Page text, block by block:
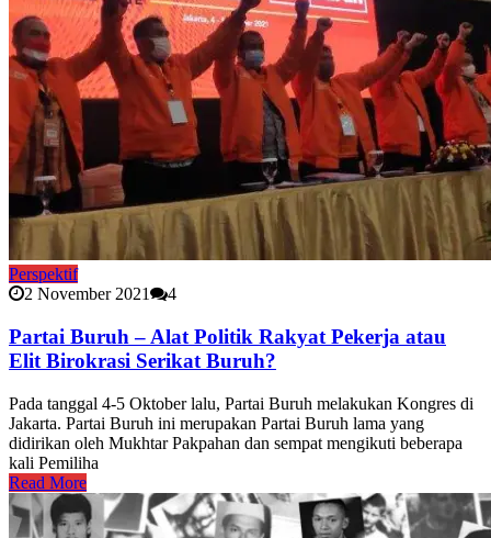
Perspektif
2 November 2021
4
Partai Buruh – Alat Politik Rakyat Pekerja atau
Elit Birokrasi Serikat Buruh?
Pada tanggal 4-5 Oktober lalu, Partai Buruh melakukan Kongres di
Jakarta. Partai Buruh ini merupakan Partai Buruh lama yang
didirikan oleh Mukhtar Pakpahan dan sempat mengikuti beberapa
kali Pemiliha
Read More